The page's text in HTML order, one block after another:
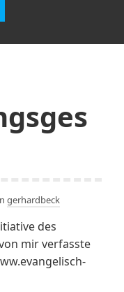
gerhardbeck
des
mir verfasste